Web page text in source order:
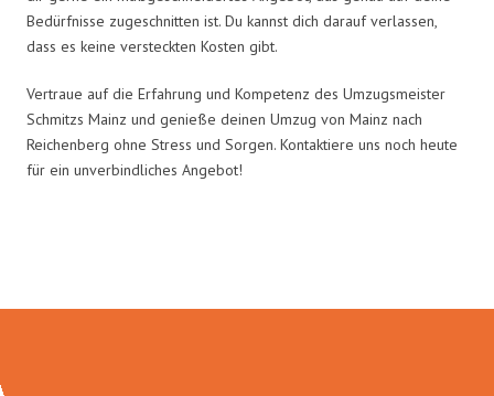
Bedürfnisse zugeschnitten ist. Du kannst dich darauf verlassen,
dass es keine versteckten Kosten gibt.
Vertraue auf die Erfahrung und Kompetenz des Umzugsmeister
Schmitzs Mainz und genieße deinen Umzug von Mainz nach
Reichenberg ohne Stress und Sorgen. Kontaktiere uns noch heute
für ein unverbindliches Angebot!